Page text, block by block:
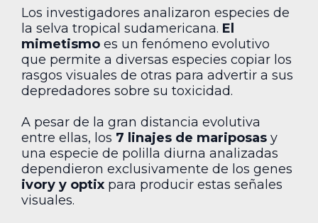
Los investigadores analizaron especies de
la selva tropical sudamericana. El
mimetismo es un fenómeno evolutivo
que permite a diversas especies copiar los
rasgos visuales de otras para advertir a sus
depredadores sobre su toxicidad.
A pesar de la gran distancia evolutiva
entre ellas, los 7 linajes de mariposas y
una especie de polilla diurna analizadas
dependieron exclusivamente de los genes
ivory y optix para producir estas señales
visuales.